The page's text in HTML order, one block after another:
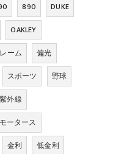
890
DUKE
OAKLEY
ーム
偏光
スポーツ
野球
紫外線
ータース
金利
低金利